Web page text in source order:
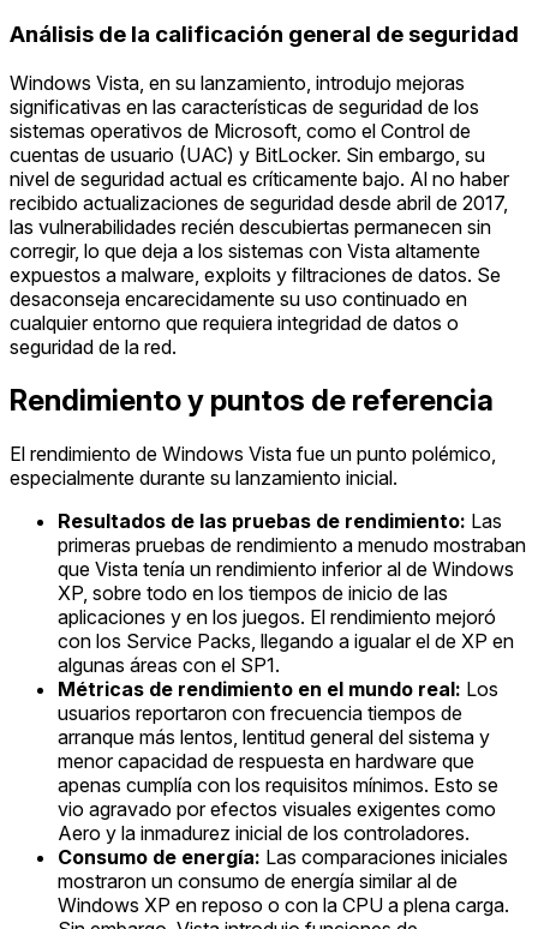
Análisis de la calificación general de seguridad
Windows Vista, en su lanzamiento, introdujo mejoras
significativas en las características de seguridad de los
sistemas operativos de Microsoft, como el Control de
cuentas de usuario (UAC) y BitLocker. Sin embargo, su
nivel de seguridad actual es críticamente bajo. Al no haber
recibido actualizaciones de seguridad desde abril de 2017,
las vulnerabilidades recién descubiertas permanecen sin
corregir, lo que deja a los sistemas con Vista altamente
expuestos a malware, exploits y filtraciones de datos. Se
desaconseja encarecidamente su uso continuado en
cualquier entorno que requiera integridad de datos o
seguridad de la red.
Rendimiento y puntos de referencia
El rendimiento de Windows Vista fue un punto polémico,
especialmente durante su lanzamiento inicial.
Resultados de las pruebas de rendimiento: Las
primeras pruebas de rendimiento a menudo mostraban
que Vista tenía un rendimiento inferior al de Windows
XP, sobre todo en los tiempos de inicio de las
aplicaciones y en los juegos. El rendimiento mejoró
con los Service Packs, llegando a igualar el de XP en
algunas áreas con el SP1.
Métricas de rendimiento en el mundo real: Los
usuarios reportaron con frecuencia tiempos de
arranque más lentos, lentitud general del sistema y
menor capacidad de respuesta en hardware que
apenas cumplía con los requisitos mínimos. Esto se
vio agravado por efectos visuales exigentes como
Aero y la inmadurez inicial de los controladores.
Consumo de energía: Las comparaciones iniciales
mostraron un consumo de energía similar al de
Windows XP en reposo o con la CPU a plena carga.